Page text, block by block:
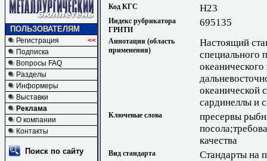
ПОЛЬЗОВАТЕЛЯМ
Регистрация
<<
Подписка
Вопросы FAQ
Разделы
Информеры
Выставки
Реклама
О компании
Контакты
Поиск по сайту
Код КГС Н23
Индекс рубрикатора
ГРНТИ
695135
Аннотация (область
применения)
Настоящий
специального
океанической
сардинеллы и
Ключевые слова
пресервы
качества
Вид стандарта Стандарты на